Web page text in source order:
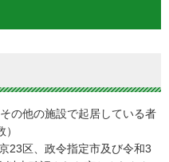
の他の施設で起居している者
23区、政令指定市及び令和3